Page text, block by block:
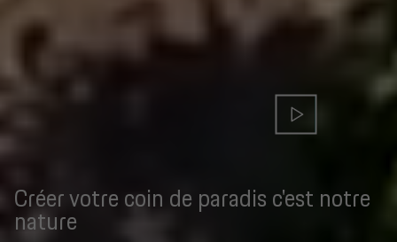
Créer votre coin de paradis c'est notre
nature